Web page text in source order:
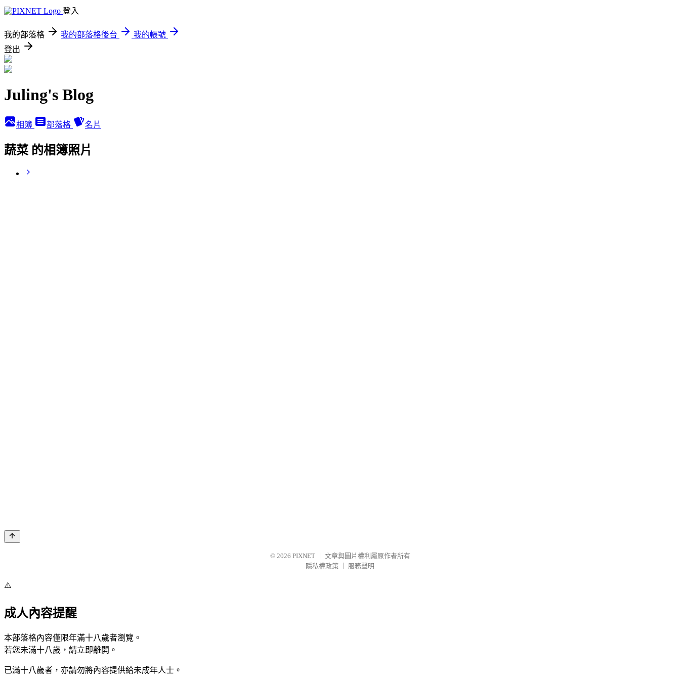
登入
我的部落格 我的部落格後台
我的帳號
登出
Juling's Blog
相簿 部落格 名片
蔬菜 的相簿照片
© 2026 PIXNET
文章與圖片權利屬原作者所有
隱私權政策
服務聲明
⚠️
成人內容提醒
本部落格內容僅限年滿十八歲者瀏覽。
若您未滿十八歲，請立即離開。
已滿十八歲者，亦請勿將內容提供給未成年人士。